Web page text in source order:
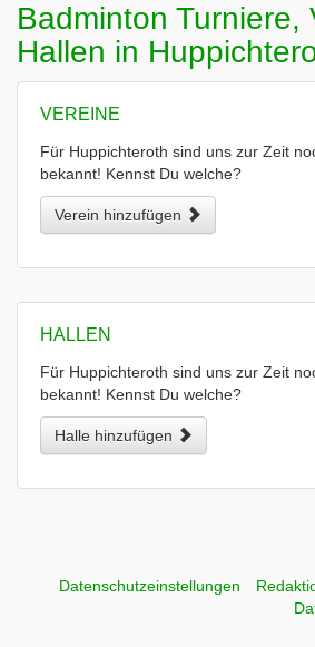
Badminton Turniere,
Hallen in
VEREINE
Für Huppichteroth sind uns zur Zeit
bekannt! Kennst Du welche?
Verein hinzufügen
HALLEN
Für Huppichteroth sind uns zur Zeit
bekannt! Kennst Du welche?
Halle hinzufügen
Datenschutzeinstellungen